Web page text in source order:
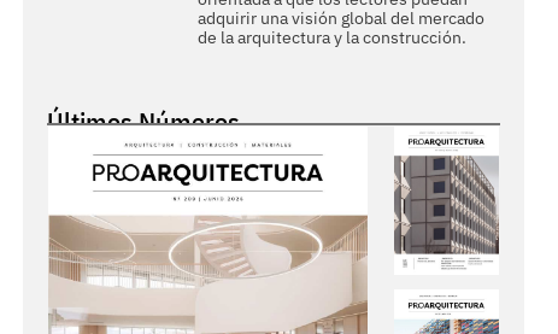
adquirir una visión global del mercado
de la arquitectura y la construcción.
Últimos Números